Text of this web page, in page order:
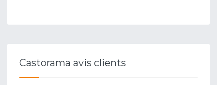
Castorama avis clients